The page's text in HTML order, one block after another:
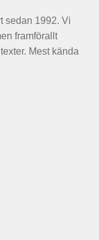
sedan 1992. Vi
framförallt
Mest kända